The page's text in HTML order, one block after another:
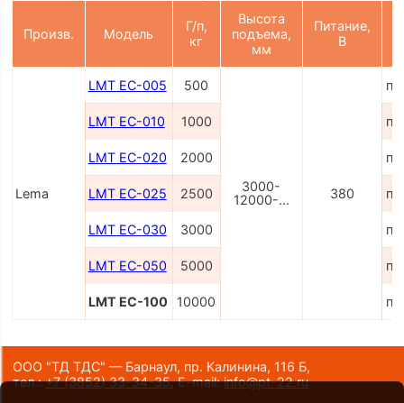
Произв. Модель
Г/п,
кг
Высота
подъема,
мм
Питание,
В
Lema
LMT EC-005 500
3000-
12000-...
380
LMT EC-010 1000
LMT EC-020 2000
LMT EC-025 2500
LMT EC-030 3000
LMT EC-050 5000
LMT EC-100 10000
ООО "ТД ТДС" — Барнаул, пр. Калинина, 116 Б,
тел.:+7 (3852) 33-34-35,E-mail:info@pt-22.ru